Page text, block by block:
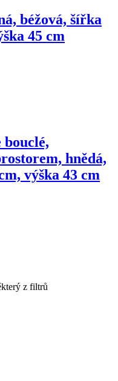
béžová, šířka
45 cm
hnědá,
výška 43 cm
z filtrů